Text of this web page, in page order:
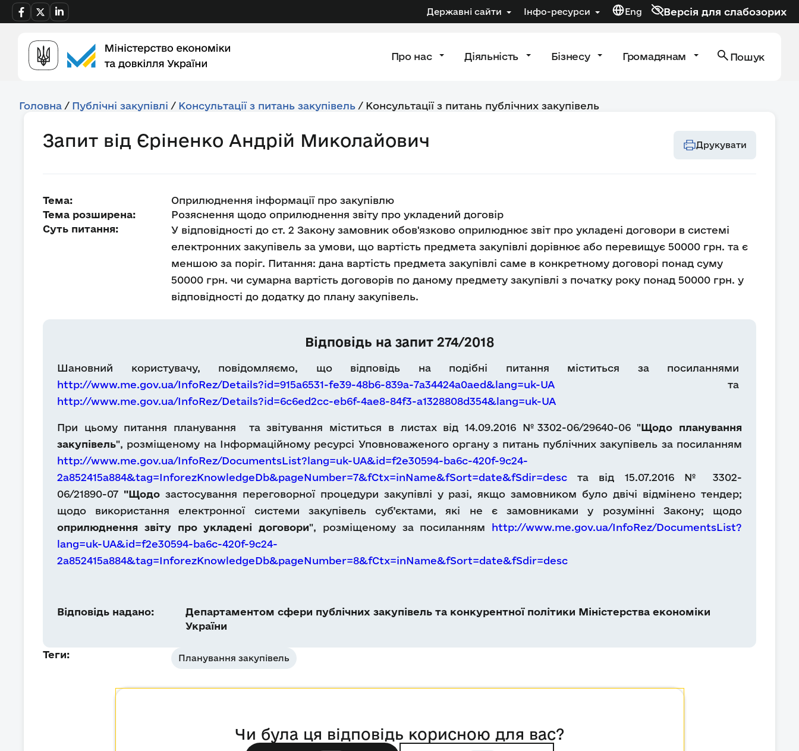
Державні сайти Інфо-ресурси Eng Версія для слабозорих
Про нас Діяльність Бізнесу Громадянам Пошук
Головна / Публічні закупівлі / Консультації з питань закупівель / Консультації з питань публічних закупівель
Запит від Єріненко Андрій Миколайович Друкувати
Тема:
Оприлюднення інформації про закупівлю
Тема розширена:
Розяснення щодо оприлюднення звіту про укладений договір
Суть питання:
У відповідності до ст. 2 Закону замовник обов'язково оприлюднює звіт про укладені договори в системі
електронних закупівель за умови, що вартість предмета закупівлі дорівнює або перевищує 50000 грн. та є
меншою за поріг. Питання: дана вартість предмета закупівлі саме в конкретному договорі понад суму
50000 грн. чи сумарна вартість договорів по даному предмету закупівлі з початку року понад 50000 грн. у
відповідності до додатку до плану закупівель.
Відповідь на запит 274/2018
Шановний користувачу, повідомляємо, що відповідь на подібні питання міститься за посиланнями
http://www.me.gov.ua/InfoRez/Details?id=915a6531-fe39-48b6-839a-7a34424a0aed&lang=uk-UA та
http://www.me.gov.ua/InfoRez/Details?id=6c6ed2cc-eb6f-4ae8-84f3-a1328808d354&lang=uk-UA
При цьому питання планування та звітування міститься в листах від 14.09.2016 №3302-06/29640-06 "Щодо планування
закупівель", розміщеному на Інформаційному ресурсі Уповноваженого органу з питань публічних закупівель за посиланням
http://www.me.gov.ua/InfoRez/DocumentsList?lang=uk-UA&id=f2e30594-ba6c-420f-9c24-
2a852415a884&tag=InforezKnowledgeDb&pageNumber=7&fCtx=inName&fSort=date&fSdir=desc та від 15.07.2016 № 3302-
06/21890-07 "Щодо застосування переговорної процедури закупівлі у разі, якщо замовником було двічі відмінено тендер;
щодо використання електронної системи закупівель суб’єктами, які не є замовниками у розумінні Закону;
щодо
оприлюднення звіту про укладені договори", розміщеному за посиланням http://www.me.gov.ua/InfoRez/DocumentsList?
lang=uk-UA&id=f2e30594-ba6c-420f-9c24-
2a852415a884&tag=InforezKnowledgeDb&pageNumber=8&fCtx=inName&fSort=date&fSdir=desc
Відповідь надано:
Департаментом сфери публічних закупівель та конкурентної політики Міністерства економіки
України
Теги: Планування закупівель
Чи була ця відповідь корисною для вас?